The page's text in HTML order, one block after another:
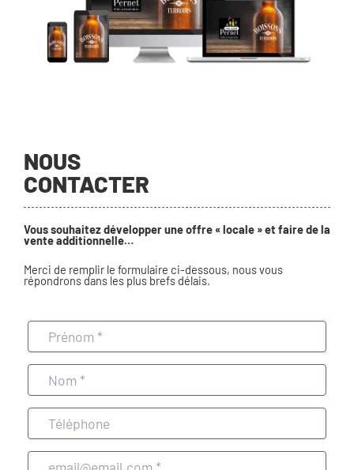
NOUS
CONTACTER
Vous souhaitez développer une offre « locale » et faire de la
vente additionnelle…
Merci de remplir le formulaire ci-dessous, nous vous
répondrons dans les plus brefs délais.